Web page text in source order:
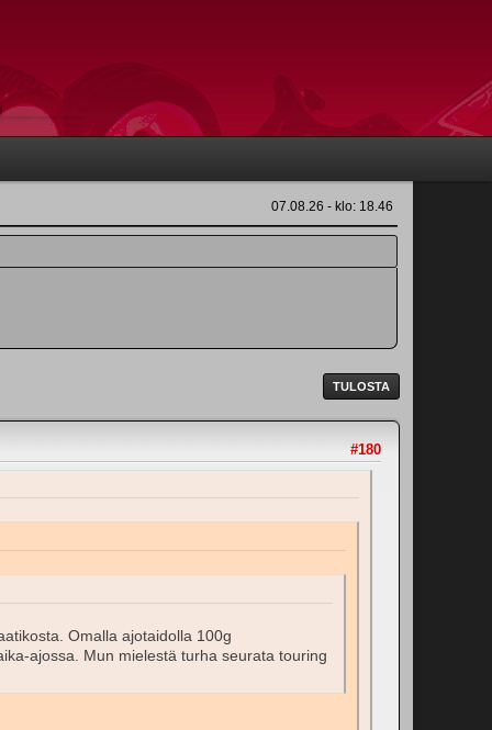
07.08.26 - klo: 18.46
TULOSTA
#180
Omalla ajotaidolla 100g
ajossa. Mun mielestä turha seurata touring